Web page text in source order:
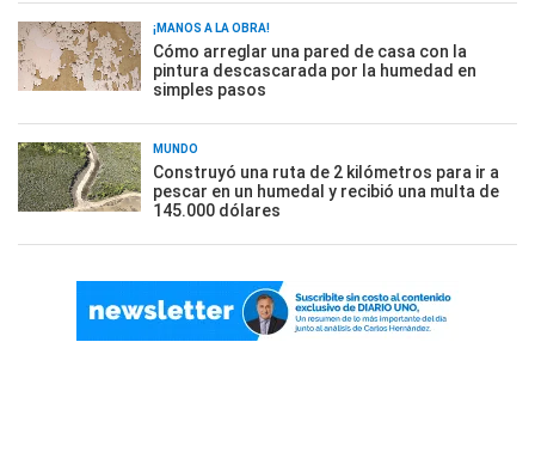
¡MANOS A LA OBRA!
Cómo arreglar una pared de casa con la
pintura descascarada por la humedad en
simples pasos
MUNDO
Construyó una ruta de 2 kilómetros para ir a
pescar en un humedal y recibió una multa de
145.000 dólares